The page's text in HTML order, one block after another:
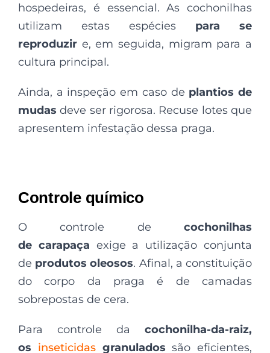
hospedeiras, é essencial. As cochonilhas
utilizam estas espécies para se
reproduzir e, em seguida, migram para a
cultura principal.
Ainda, a inspeção em caso de plantios de
mudas deve ser rigorosa. Recuse lotes que
apresentem infestação dessa praga.
Controle químico
O controle de cochonilhas
de carapaça exige a utilização conjunta
de produtos oleosos. Afinal, a constituição
do corpo da praga é de camadas
sobrepostas de cera.
Para controle da cochonilha-da-raiz,
os inseticidas granuladossão eficientes,